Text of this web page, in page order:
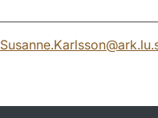
Susanne.Karlsson@ark.lu.